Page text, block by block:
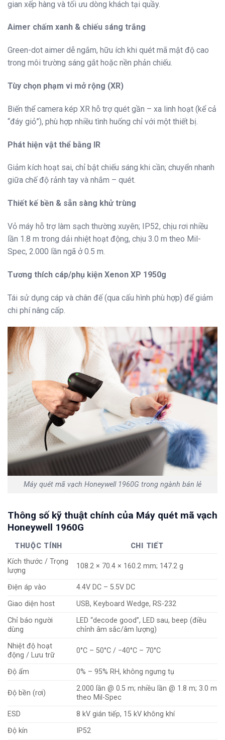
gian xếp hàng và tối ưu dòng khách tại quầy.
Aimer chấm xanh & chiếu sáng trắng
Green-dot aimer dễ ngắm, hữu ích khi quét mã mật độ cao
trong môi trường sáng gắt hoặc nền phản chiếu.
Tùy chọn phạm vi mở rộng (XR)
Biến thể camera kép XR hỗ trợ quét gần – xa linh hoạt (kể cả
“đáy giỏ”), phù hợp nhiều tình huống chỉ với một thiết bị.
Phát hiện vật thể bằng IR
Giảm kích hoạt sai, chỉ bật chiếu sáng khi cần; chuyển nhanh
giữa chế độ rảnh tay và nhắm – quét.
Thiết kế bền & sẵn sàng khử trùng
Vỏ máy hỗ trợ làm sạch thường xuyên; IP52, chịu rơi nhiều
lần 1.8 m trong dải nhiệt hoạt động, chịu 3.0 m theo Mil-
Spec, 2.000 lần ngã ở 0.5 m.
Tương thích cáp/phụ kiện Xenon XP 1950g
Tái sử dụng cáp và chân đế (qua cấu hình phù hợp) để giảm
chi phí nâng cấp.
Máy quét mã vạch Honeywell 1960G trong ngành bán lẻ
Thông số kỹ thuật chính của Máy quét mã vạch
Honeywell 1960G
THUỘC TÍNH
CHI TIẾT
Kích thước / Trọng
lượng
108.2 × 70.4 × 160.2 mm; 147.2 g
Điện áp vào
4.4V DC – 5.5V DC
Giao diện host
USB, Keyboard Wedge, RS-232
Chỉ báo người
dùng
LED “decode good”, LED sau, beep (điều
chỉnh âm sắc/âm lượng)
Nhiệt độ hoạt
động / Lưu trữ
0°C – 50°C / −40°C – 70°C
Độ ẩm 0% – 95% RH, không ngưng tụ
Độ bền (rơi)
2.000 lần @ 0.5 m; nhiều lần @ 1.8 m; 3.0 m
theo Mil-Spec
ESD
8 kV gián tiếp, 15 kV không khí
Độ kín
IP52